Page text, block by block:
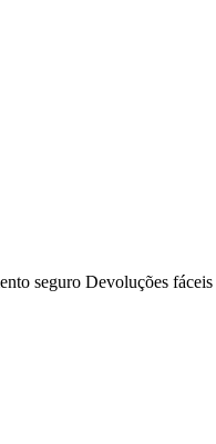
seguro Devoluções fáceis